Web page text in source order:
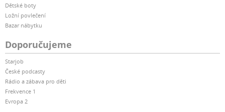
Dětské boty
Ložní povlečení
Bazar nábytku
Doporučujeme
Starjob
České podcasty
Rádio a zábava pro děti
Frekvence 1
Evropa 2